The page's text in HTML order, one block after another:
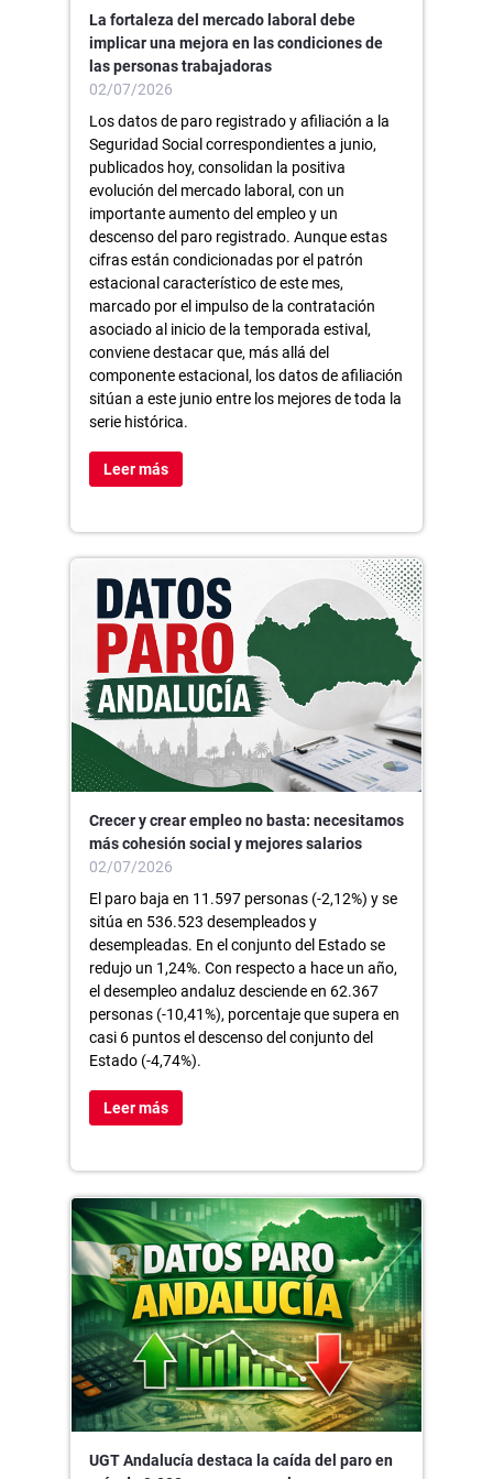
La fortaleza del mercado laboral debe
implicar una mejora en las condiciones de
las personas trabajadoras
02/07/2026
Los datos de paro registrado y afiliación a la
Seguridad Social correspondientes a junio,
publicados hoy, consolidan la positiva
evolución del mercado laboral, con un
importante aumento del empleo y un
descenso del paro registrado. Aunque estas
cifras están condicionadas por el patrón
estacional característico de este mes,
marcado por el impulso de la contratación
asociado al inicio de la temporada estival,
conviene destacar que, más allá del
componente estacional, los datos de afiliación
sitúan a este junio entre los mejores de toda la
serie histórica.
Leer más
Crecer y crear empleo no basta: necesitamos
más cohesión social y mejores salarios
02/07/2026
El paro baja en 11.597 personas (-2,12%) y se
sitúa en 536.523 desempleados y
desempleadas. En el conjunto del Estado se
redujo un 1,24%. Con respecto a hace un año,
el desempleo andaluz desciende en 62.367
personas (-10,41%), porcentaje que supera en
casi 6 puntos el descenso del conjunto del
Estado (-4,74%).
Leer más
UGT Andalucía destaca la caída del paro en